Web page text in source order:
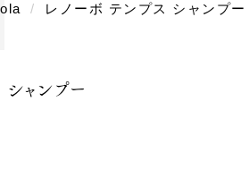
レノーボ テンプス シャンプー
ャンプー